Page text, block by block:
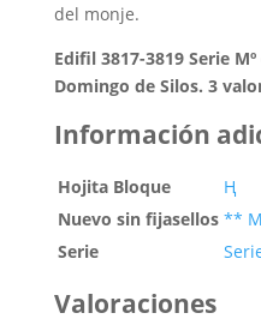
del monje.
Edifil 3817-3819 Serie
Domingo de Silos. 3
Información
Hojita Bloque
Ң
Nuevo sin fijasellos **
Serie
Valoraciones